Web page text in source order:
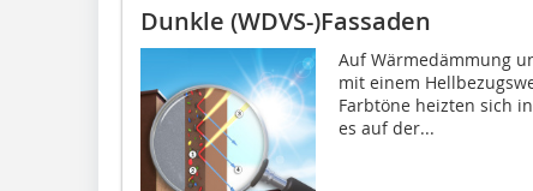
Dunkle (WDVS-)Fassaden
Auf Wärmedämmung
mit einem
Farbtöne heizten sich
es auf der...